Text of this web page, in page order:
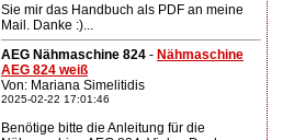
Sie mir das Handbuch als PDF an meine
Mail. Danke :)...
AEG Nähmaschine 824 - Nähmaschine
AEG 824 weiß
Von: Mariana Simelitidis
2025-02-22 17:01:46
Benötige bitte die Anleitung für die